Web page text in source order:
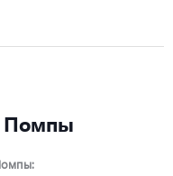
Помпы